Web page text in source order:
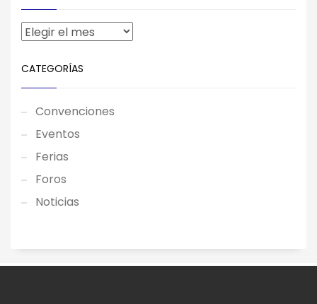
CATEGORÍAS
Convenciones
Eventos
Ferias
Foros
Noticias